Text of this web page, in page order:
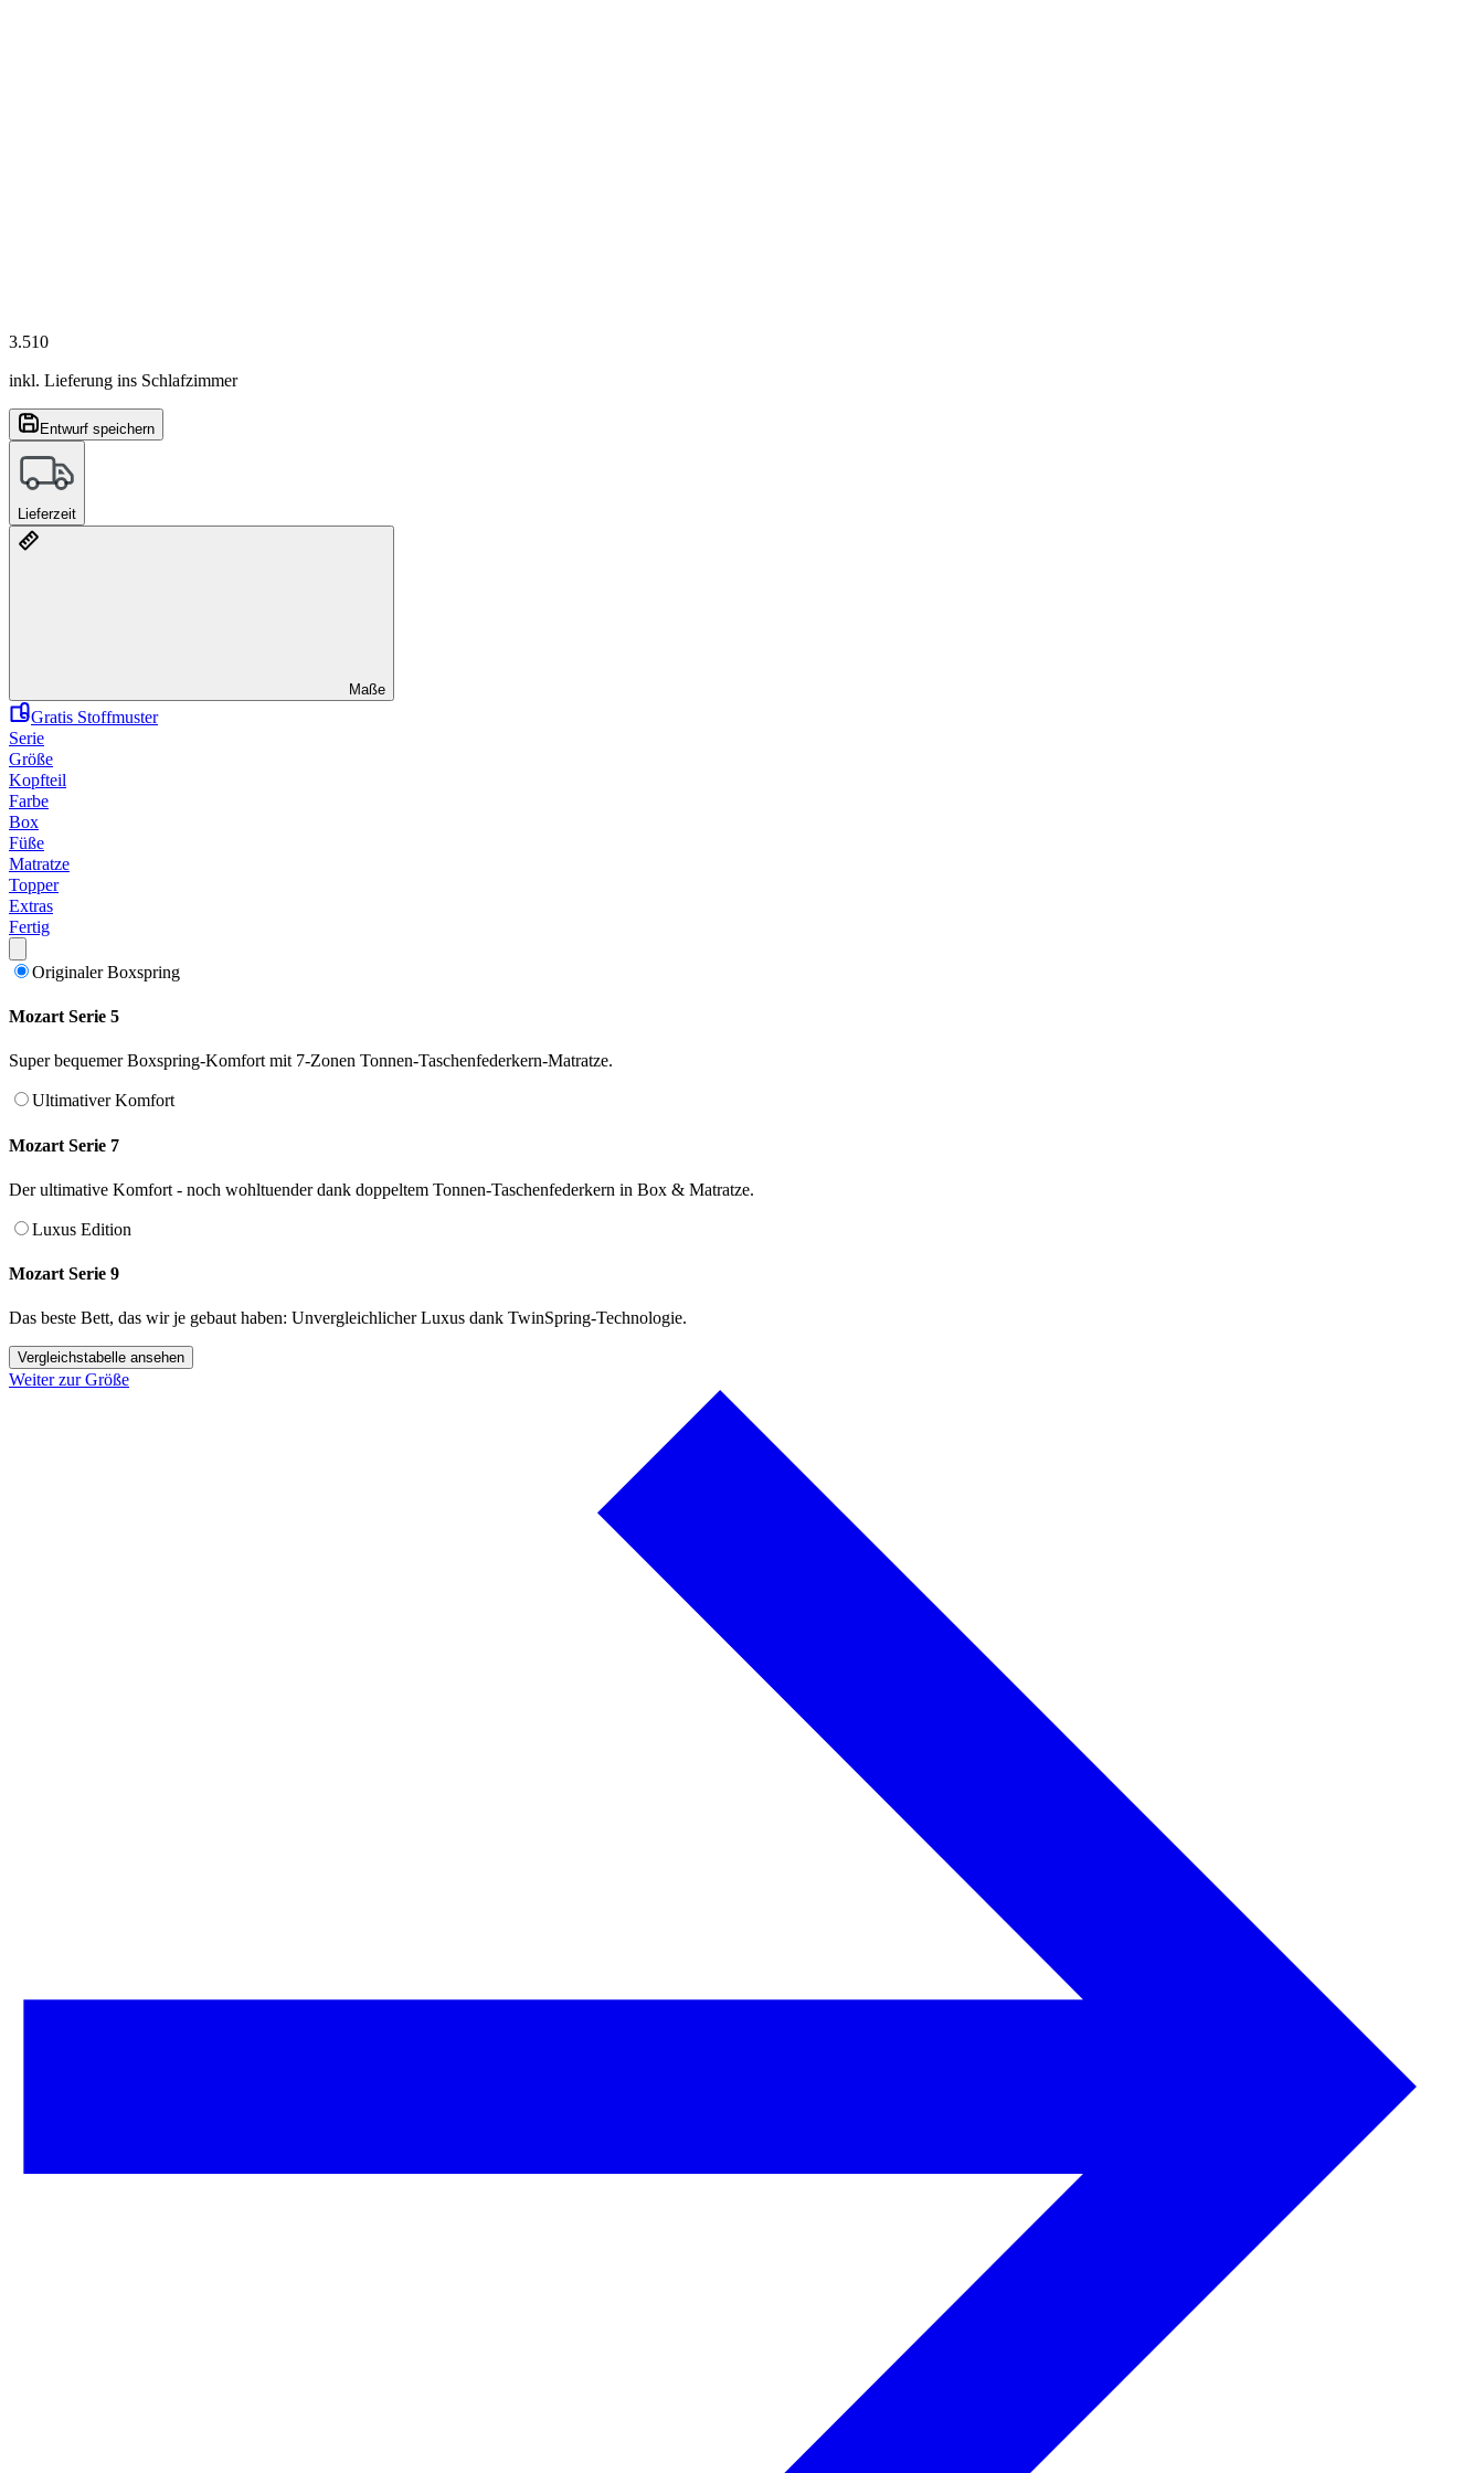
3.510
inkl. Lieferung ins Schlafzimmer
Entwurf speichern
Lieferzeit
Maße
Gratis Stoffmuster
Serie
Größe
Kopfteil
Farbe
Box
Füße
Matratze
Topper
Extras
Fertig
Originaler Boxspring
Mozart Serie 5
Super bequemer Boxspring-Komfort mit 7-Zonen Tonnen-Taschenfederkern-Matratze.
Ultimativer Komfort
Mozart Serie 7
Der ultimative Komfort - noch wohltuender dank doppeltem Tonnen-Taschenfederkern in Box & Matratze.
Luxus Edition
Mozart Serie 9
Das beste Bett, das wir je gebaut haben: Unvergleichlicher Luxus dank TwinSpring-Technologie.
Vergleichstabelle ansehen
Weiter zur Größe